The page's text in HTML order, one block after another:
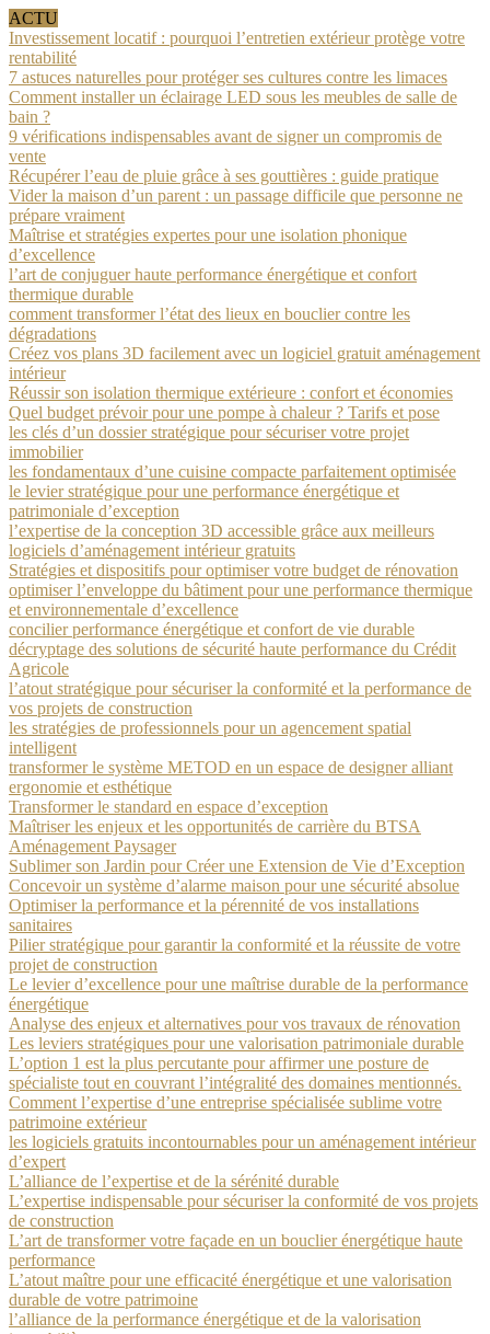
ACTU
Investissement locatif : pourquoi l’entretien extérieur protège votre
rentabilité
7 astuces naturelles pour protéger ses cultures contre les limaces
Comment installer un éclairage LED sous les meubles de salle de
bain ?
9 vérifications indispensables avant de signer un compromis de
vente
Récupérer l’eau de pluie grâce à ses gouttières : guide pratique
Vider la maison d’un parent : un passage difficile que personne ne
prépare vraiment
Maîtrise et stratégies expertes pour une isolation phonique
d’excellence
l’art de conjuguer haute performance énergétique et confort
thermique durable
comment transformer l’état des lieux en bouclier contre les
dégradations
Créez vos plans 3D facilement avec un logiciel gratuit aménagement
intérieur
Réussir son isolation thermique extérieure : confort et économies
Quel budget prévoir pour une pompe à chaleur ? Tarifs et pose
les clés d’un dossier stratégique pour sécuriser votre projet
immobilier
les fondamentaux d’une cuisine compacte parfaitement optimisée
le levier stratégique pour une performance énergétique et
patrimoniale d’exception
l’expertise de la conception 3D accessible grâce aux meilleurs
logiciels d’aménagement intérieur gratuits
Stratégies et dispositifs pour optimiser votre budget de rénovation
optimiser l’enveloppe du bâtiment pour une performance thermique
et environnementale d’excellence
concilier performance énergétique et confort de vie durable
décryptage des solutions de sécurité haute performance du Crédit
Agricole
l’atout stratégique pour sécuriser la conformité et la performance de
vos projets de construction
les stratégies de professionnels pour un agencement spatial
intelligent
transformer le système METOD en un espace de designer alliant
ergonomie et esthétique
Transformer le standard en espace d’exception
Maîtriser les enjeux et les opportunités de carrière du BTSA
Aménagement Paysager
Sublimer son Jardin pour Créer une Extension de Vie d’Exception
Concevoir un système d’alarme maison pour une sécurité absolue
Optimiser la performance et la pérennité de vos installations
sanitaires
Pilier stratégique pour garantir la conformité et la réussite de votre
projet de construction
Le levier d’excellence pour une maîtrise durable de la performance
énergétique
Analyse des enjeux et alternatives pour vos travaux de rénovation
Les leviers stratégiques pour une valorisation patrimoniale durable
L’option 1 est la plus percutante pour affirmer une posture de
spécialiste tout en couvrant l’intégralité des domaines mentionnés.
Comment l’expertise d’une entreprise spécialisée sublime votre
patrimoine extérieur
les logiciels gratuits incontournables pour un aménagement intérieur
d’expert
L’alliance de l’expertise et de la sérénité durable
L’expertise indispensable pour sécuriser la conformité de vos projets
de construction
L’art de transformer votre façade en un bouclier énergétique haute
performance
L’atout maître pour une efficacité énergétique et une valorisation
durable de votre patrimoine
l’alliance de la performance énergétique et de la valorisation